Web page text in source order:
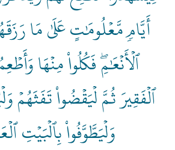
أَيَّامٖ مَّعۡلُومَٰتٍ عَلَىٰ مَا
ٱلۡأَنۡعَٰمِۖ فَكُلُواْ مِنۡهَا
ٱلۡفَقِيرَ ثُمَّ لۡيَقۡضُواْ تَفَثَهُمۡ
وَلۡيَطَّوَّفُواْ بِٱلۡبَيۡتِ